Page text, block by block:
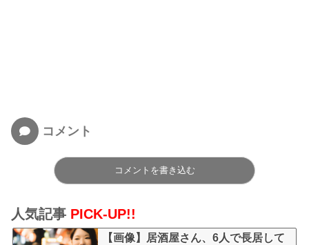
コメント
コメントを書き込む
人気記事 PICK-UP!!
【画像】居酒屋さん、6人で長居して